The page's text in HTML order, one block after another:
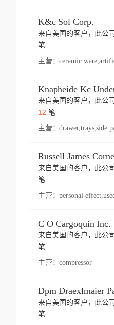
K&c Sol Corp.
来自美国的客户，此公
笔
主营： ceramic
来自美国的客户，此公
12 笔
主营：
来自美国的客户，此公
笔
主营：
C O Cargoquin Inc.
来自美国的客户，此公
笔
主营： compressor
来自美国的客户，此公
笔